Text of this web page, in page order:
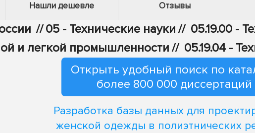
Нашли дешевле Отзывы
// 05 - Технические науки // 05.19.00 -
и легкой промышленности // 05.19.04 -
Открыть удобный поиск по
более 800 000 диссертаций
Разработка базы данных для
женской одежды в полиэтнических